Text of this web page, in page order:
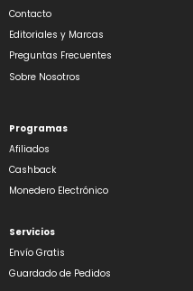
Contacto
Editoriales y Marcas
Preguntas Frecuentes
Sobre Nosotros
Programas
Afiliados
Cashback
Monedero Electrónico
Servicios
Envío Gratis
Guardado de Pedidos